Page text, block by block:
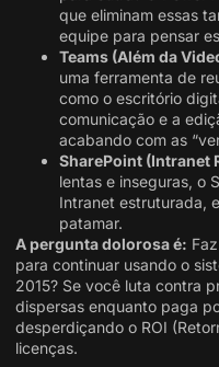
que eliminam essas
equipe para pensar
Teams (Além da
uma ferramenta de
como o escritório
comunicação e a
acabando com as
SharePoint (Intranet
lentas e inseguras, o
Intranet estruturada,
patamar.
A pergunta dolorosa é:
para continuar usando o
2015? Se você luta contra
dispersas enquanto paga
desperdiçando o ROI
licenças.